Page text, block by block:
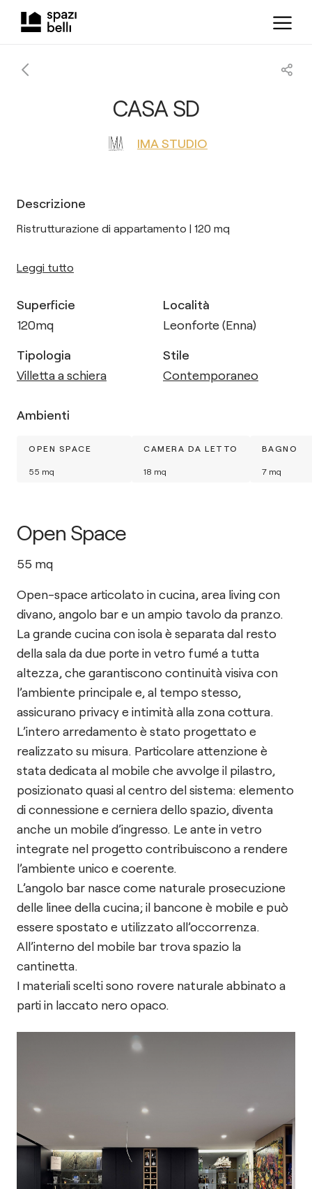
CASA SD
IMA STUDIO
Descrizione
Ristrutturazione di appartamento | 120 mq
Leggi tutto
Superficie
120mq
Località
Leonforte (Enna)
Tipologia
Villetta a schiera
Stile
Contemporaneo
Ambienti
OPEN SPACE
55 mq
CAMERA DA LETTO
18 mq
BAGNO
7mq
Open Space
55 mq
Open-space articolato in cucina, area living con
divano, angolo bar e un ampio tavolo da pranzo.
La grande cucina con isola è separata dal resto
della sala da due porte in vetro fumé a tutta
altezza, che garantiscono continuità visiva con
l’ambiente principale e, al tempo stesso,
assicurano privacy e intimità alla zona cottura.
L’intero arredamento è stato progettato e
realizzato su misura. Particolare attenzione è
stata dedicata al mobile che avvolge il pilastro,
posizionato quasi al centro del sistema: elemento
di connessione e cerniera dello spazio, diventa
anche un mobile d’ingresso. Le ante in vetro
integrate nel progetto contribuiscono a rendere
l’ambiente unico e coerente.
L’angolo bar nasce come naturale prosecuzione
delle linee della cucina; il bancone è mobile e può
essere spostato e utilizzato all’occorrenza.
All’interno del mobile bar trova spazio la
cantinetta.
I materiali scelti sono rovere naturale abbinato a
parti in laccato nero opaco.